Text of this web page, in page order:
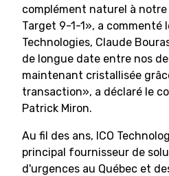
complément naturel à
Target 9-1-1», a commenté
Technologies, Claude
de longue date entre nos
maintenant cristallisée
transaction», a déclaré le
Patrick Miron.
Au fil des ans, ICO
principal fournisseur de
d'urgences au Québec et